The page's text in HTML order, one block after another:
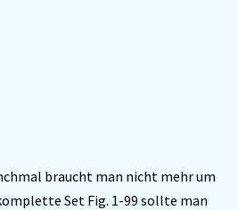
braucht man nicht mehr um
Set Fig. 1-99 sollte man